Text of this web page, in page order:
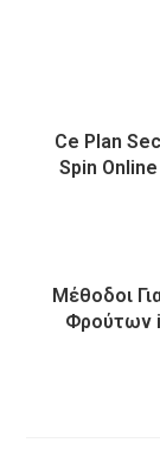
Ce Plan
Spin
Μέθοδοι
Φρούτων